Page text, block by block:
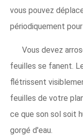
vous pouvez
périodiquement
Vous devez
feuilles se fanent.
flétrissent
feuilles de votre
ce que son sol soit
gorgé d'eau.